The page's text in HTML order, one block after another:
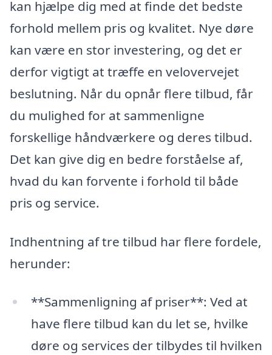
kan hjælpe dig med at finde det bedste
forhold mellem pris og kvalitet. Nye døre
kan være en stor investering, og det er
derfor vigtigt at træffe en velovervejet
beslutning. Når du opnår flere tilbud, får
du mulighed for at sammenligne
forskellige håndværkere og deres tilbud.
Det kan give dig en bedre forståelse af,
hvad du kan forvente i forhold til både
pris og service.
Indhentning af tre tilbud har flere fordele,
herunder:
**Sammenligning af priser**: Ved at
have flere tilbud kan du let se, hvilke
døre og services der tilbydes til hvilken